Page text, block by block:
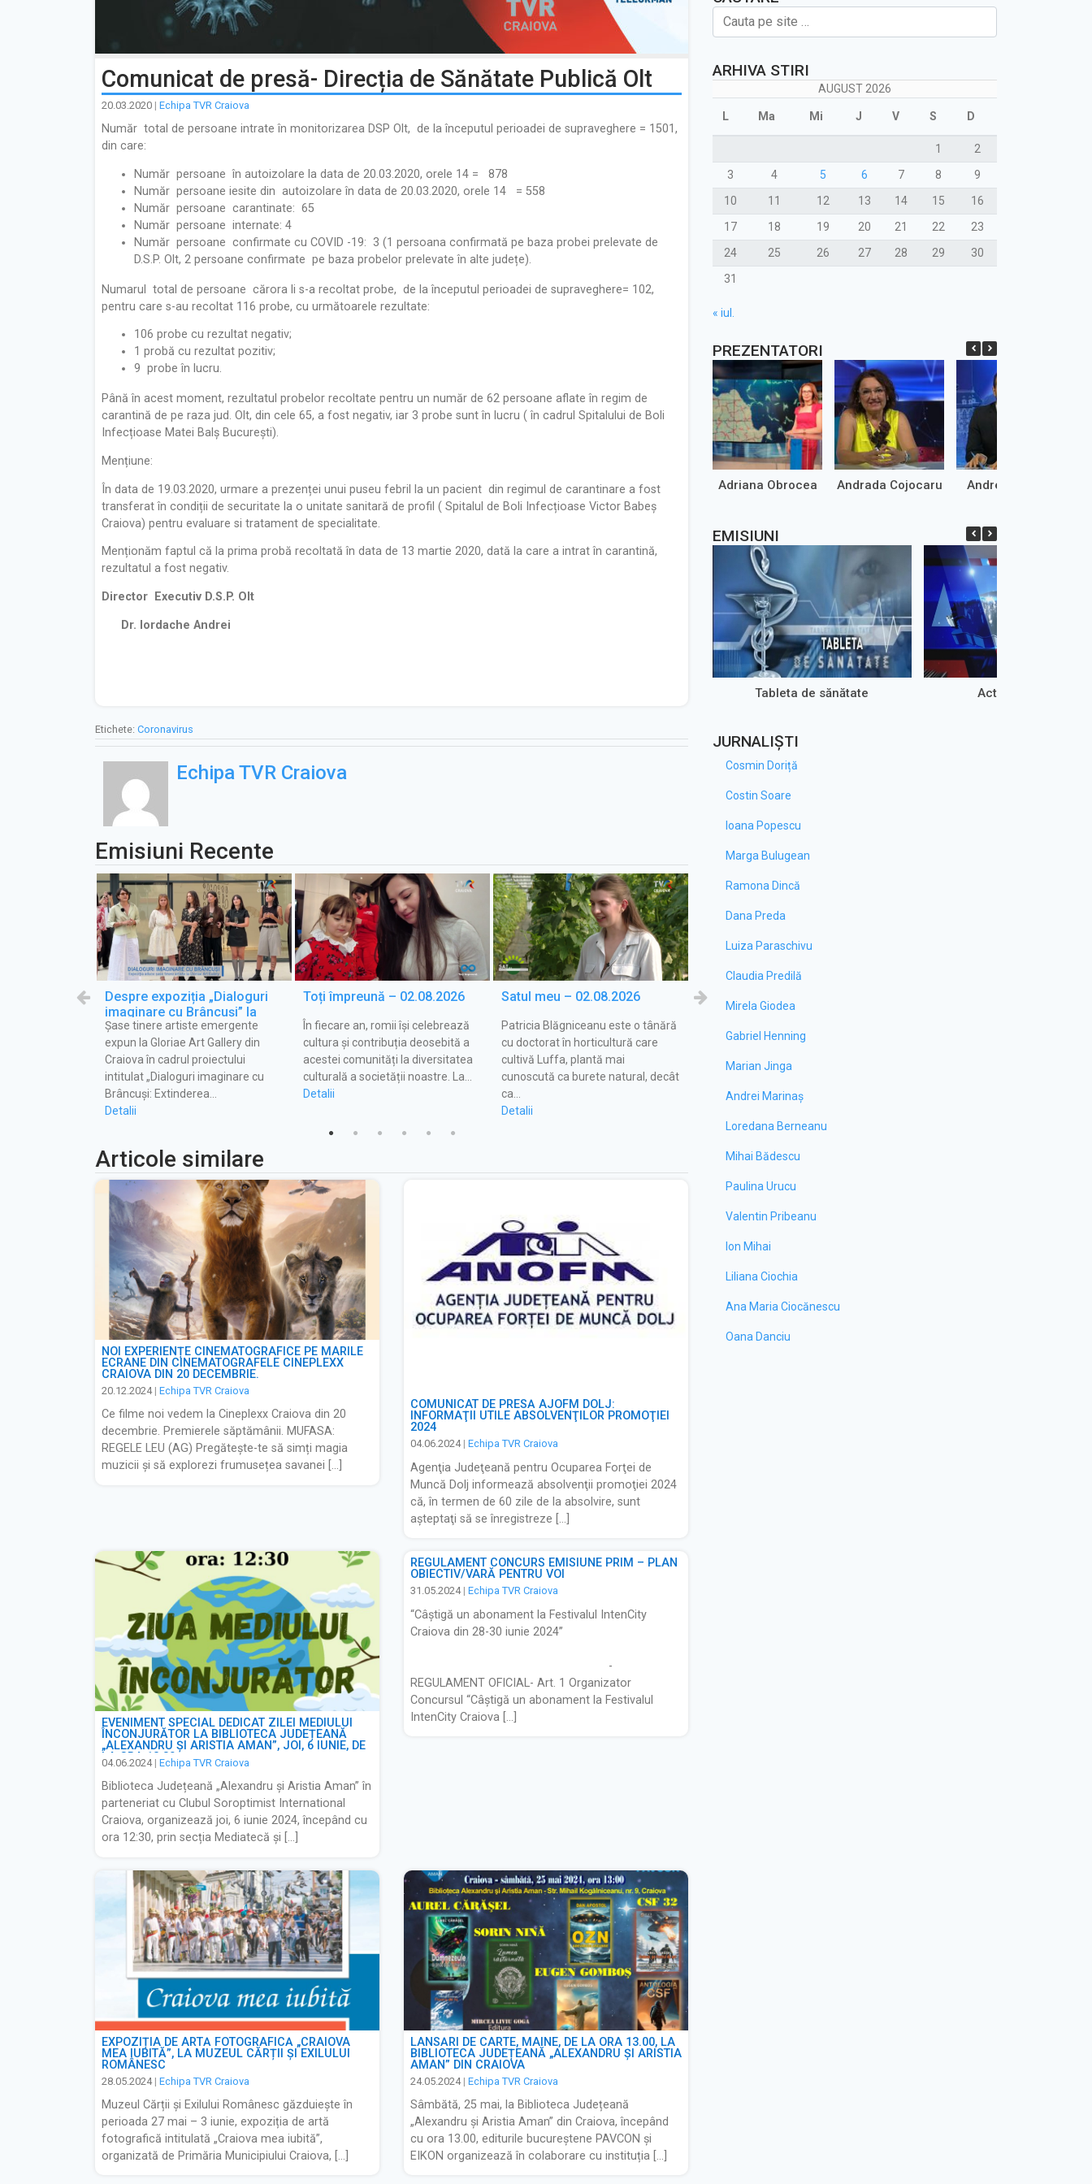
Comunicat de presă- Direcția de Sănătate Publică Olt
20.03.2020 | Echipa TVR Craiova
Număr total de persoane intrate în monitorizarea DSP Olt, de la începutul perioadei de supraveghere = 1501,
din care:
Număr persoane în autoizolare la data de 20.03.2020, orele 14 = 878
Număr persoane iesite din autoizolare în data de 20.03.2020, orele 14 = 558
Număr persoane carantinate: 65
Număr persoane internate: 4
Număr persoane confirmate cu COVID -19: 3 (1 persoana confirmată pe baza probei prelevate de
D.S.P. Olt, 2 persoane confirmate pe baza probelor prelevate în alte județe).
Numarul total de persoane cărora li s-a recoltat probe, de la începutul perioadei de supraveghere= 102,
pentru care s-au recoltat 116 probe, cu următoarele rezultate:
106 probe cu rezultat negativ;
1 probă cu rezultat pozitiv;
9 probe în lucru.
Până în acest moment, rezultatul probelor recoltate pentru un număr de 62 persoane aflate în regim de
carantină de pe raza jud. Olt, din cele 65, a fost negativ, iar 3 probe sunt în lucru ( în cadrul Spitalului de Boli
Infecțioase Matei Balș București).
Mențiune:
n data de 19.03.2020, urmare a prezenței unui puseu febril la un pacient din regimul de carantinare a fost
transferat în condiții de securitate la o unitate sanitară de profil ( Spitalul de Boli Infecțioase Victor Babeș
Craiova) pentru evaluare si tratament de specialitate.
Menționăm faptul că la prima probă recoltată în data de 13 martie 2020, dată la care a intrat în carantină,
rezultatul a fost negativ.
Director Executiv D.S.P. Olt
Dr. Iordache Andrei
Etichete: Coronavirus
Echipa TVR Craiova
Emisiuni Recente
Despre expoziția „Dialoguri
imaginare cu Brâncuși” la
emisiunea Vara pentru voi
Șase tinere artiste emergente
expun la Gloriae Art Gallery din
Craiova în cadrul proiectului
intitulat „Dialoguri imaginare cu
Brâncuși: Extinderea…
Detalii
Toți împreună – 02.08.2026
În fiecare an, romii își celebrează
cultura și contribuția deosebită a
acestei comunități la diversitatea
culturală a societății noastre. La…
Detalii
Satul meu – 02.08.2026
Patricia Blăgniceanu este o tânără
cu doctorat în horticultură care
cultivă Luffa, plantă mai
cunoscută ca burete natural, decât
ca…
Detalii
Toți împreună – 19.07.2026
Oltenia sărbătoarea Sfântului
Anton vom afla la rubrica
"Diversitate religioasă". Italieni,
germani, polonezi, alături…
Articole similare
NOI EXPERIENȚE CINEMATOGRAFICE PE MARILE
ECRANE DIN CINEMATOGRAFELE CINEPLEXX
CRAIOVA DIN 20 DECEMBRIE.
20.12.2024| Echipa TVR Craiova
Ce filme noi vedem la Cineplexx Craiova din 20
decembrie. Premierele săptămânii. MUFASA:
REGELE LEU (AG) Pregătește-te să simți magia
muzicii și să explorezi frumusețea savanei […]
COMUNICAT DE PRESĂ AJOFM DOLJ:
INFORMAŢII UTILE ABSOLVENŢILOR PROMOŢIEI
2024
04.06.2024| Echipa TVR Craiova
Agenţia Judeţeană pentru Ocuparea Forţei de
Muncă Dolj informează absolvenţii promoţiei 2024
că, în termen de 60 zile de la absolvire, sunt
aşteptaţi să se înregistreze […]
EVENIMENT SPECIAL DEDICAT ZILEI MEDIULUI
ÎNCONJURĂTOR LA BIBLIOTECA JUDEȚEANĂ
„ALEXANDRU ȘI ARISTIA AMAN”, JOI, 6 IUNIE, DE
LA ORA 12:30
04.06.2024| Echipa TVR Craiova
Biblioteca Județeană „Alexandru și Aristia Aman” în
parteneriat cu Clubul Soroptimist International
Craiova, organizează joi, 6 iunie 2024, începând cu
ora 12:30, prin secția Mediatecă și […]
REGULAMENT CONCURS EMISIUNE PRIM – PLAN
OBIECTIV/VARĂ PENTRU VOI
31.05.2024| Echipa TVR Craiova
“Câștigă un abonament la Festivalul IntenCity
Craiova din 28-30 iunie 2024’’
-
REGULAMENT OFICIAL- Art. 1 Organizator
Concursul “Câștigă un abonament la Festivalul
IntenCity Craiova […]
EXPOZIȚIA DE ARTĂ FOTOGRAFICĂ „CRAIOVA
MEA IUBITĂ”, LA MUZEUL CĂRȚII ȘI EXILULUI
ROMÂNESC
28.05.2024| Echipa TVR Craiova
Muzeul Cărții și Exilului Românesc găzduiește în
perioada 27 mai – 3 iunie, expoziția de artă
fotografică intitulată „Craiova mea iubită”,
organizată de Primăria Municipiului Craiova, […]
LANSĂRI DE CARTE, MÂINE, DE LA ORA 13.00, LA
BIBLIOTECA JUDEȚEANĂ „ALEXANDRU ȘI ARISTIA
AMAN” DIN CRAIOVA
24.05.2024| Echipa TVR Craiova
Sâmbătă, 25 mai, la Biblioteca Județeană
„Alexandru și Aristia Aman” din Craiova, începând
cu ora 13.00, editurile bucureștene PAVCON și
EIKON organizează în colaborare cu instituția […]
ARHIVA STIRI
AUGUST 2026
L Ma Mi J V S D
1
2
3
4 5 6 7 8
9
10
11 12 13 14 15
16
17
18 19 20 21 22
23
24
25 26 27 28 29
30
31
« iul.
PREZENTATORI
Adriana Obrocea Andrada Cojocaru Andrei Marinaș
EMISIUNI
Tableta de sănătate Actual Regional
JURNALIȘTI
Cosmin Doriță
Costin Soare
Ioana Popescu
Marga Bulugean
Ramona Dincă
Dana Preda
Luiza Paraschivu
Claudia Predilă
Mirela Giodea
Gabriel Henning
Marian Jinga
Andrei Marinaș
Loredana Berneanu
Mihai Bădescu
Paulina Urucu
Valentin Pribeanu
Ion Mihai
Liliana Ciochia
Ana Maria Ciocănescu
Oana Danciu